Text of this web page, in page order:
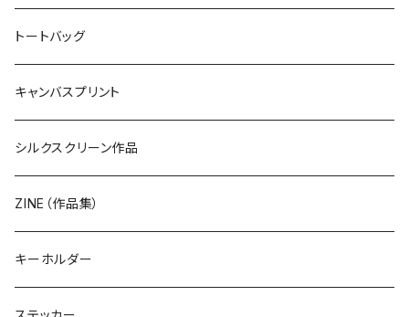
トートバッグ
キャンバスプリント
シルクスクリーン作品
ZINE（作品集）
キーホルダー